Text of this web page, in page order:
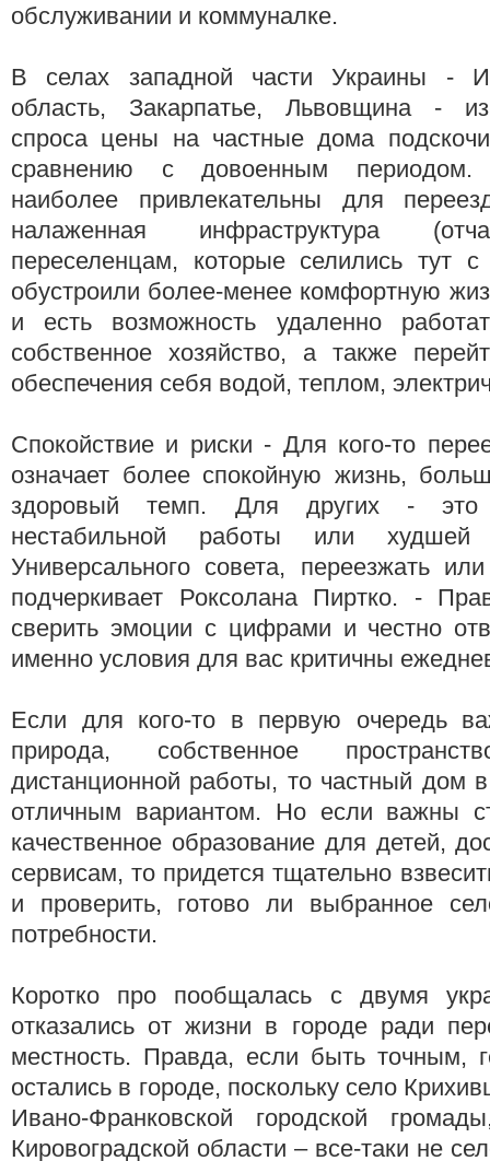
обслуживании и коммуналке.
В селах западной части Украины -
область, Закарпатье, Львовщина -
спроса цены на частные дома
сравнению с довоенным
наиболее привлекательны для
налаженная инфраструктура
переселенцам, которые селились тут
обустроили более-менее комфортную
и есть возможность удаленно
собственное хозяйство, а также
обеспечения себя водой, теплом,
Спокойствие и риски - Для кого-то
означает более спокойную жизнь,
здоровый темп. Для других - это
нестабильной работы или худшей
Универсального совета, переезжать
подчеркивает Роксолана Пиртко. -
сверить эмоции с цифрами и честно
именно условия для вас критичны
Если для кого-то в первую очередь
природа, собственное
дистанционной работы, то частный дом
отличным вариантом. Но если важны
качественное образование для детей,
сервисам, то придется тщательно
и проверить, готово ли выбранное
потребности.
Коротко про пообщалась с двумя
отказались от жизни в городе ради
местность. Правда, если быть точным,
остались в городе, поскольку село
Ивано-Франковской городской
Кировоградской области – все-таки не